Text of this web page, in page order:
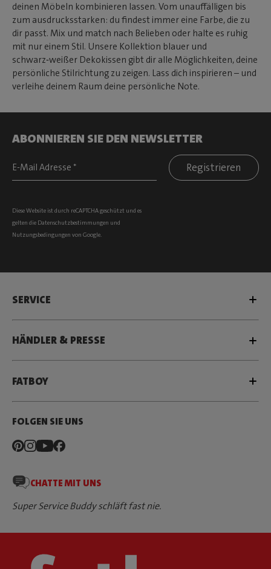
deinen Möbeln kombinieren lassen. Vom unauffälligen bis
zum ausdrucksstarken: du findest immer eine Farbe, die zu
dir passt. Mix und match nach Belieben oder halte es ruhig
mit nur einem Stil. Unsere Kollektion blauer und
schwarz‑weißer Dekokissen gibt dir alle Möglichkeiten, deine
persönliche Stilrichtung zu zeigen. Lass dich inspirieren – und
verleihe deinem Raum deine persönliche Note.
ABONNIEREN SIE DEN NEWSLETTER
Registrieren
Diese Website ist durch reCAPTCHA geschützt und es
gelten die Datenschutzbestimmungen und
Nutzungsbedingungen von Google.
SERVICE
HÄNDLER & PRESSE
FATBOY
FOLGEN SIE UNS
CHATTE MIT UNS
Super Service Buddy schläft fast nie.